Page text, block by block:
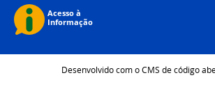
Desenvolvido com o CMS de código